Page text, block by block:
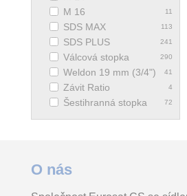
11
M 16
113
SDS MAX
241
SDS PLUS
290
Válcová stopka
41
Weldon 19 mm (3/4")
4
Závit Ratio
72
Šestihranná stopka
O nás